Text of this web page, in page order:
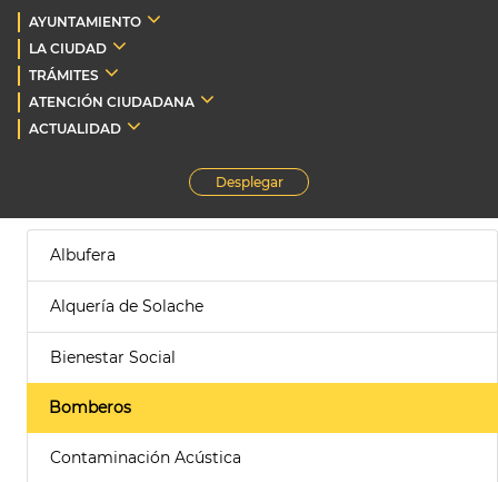
AYUNTAMIENTO
LA CIUDAD
TRÁMITES
ATENCIÓN CIUDADANA
ACTUALIDAD
Desplegar
Albufera
Alquería de Solache
Bienestar Social
Bomberos
Contaminación Acústica